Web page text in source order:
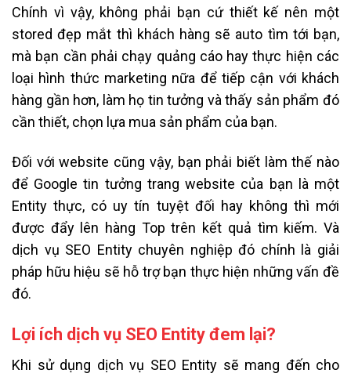
Chính vì vậy, không phải bạn cứ thiết kế nên một
stored đẹp mắt thì khách hàng sẽ auto tìm tới bạn,
mà bạn cần phải chạy quảng cáo hay thực hiện các
loại hình thức marketing nữa để tiếp cận với khách
hàng gần hơn, làm họ tin tưởng và thấy sản phẩm đó
cần thiết, chọn lựa mua sản phẩm của bạn.
Đối với website cũng vậy, bạn phải biết làm thế nào
để Google tin tưởng trang website của bạn là một
Entity thực, có uy tín tuyệt đối hay không thì mới
được đẩy lên hàng Top trên kết quả tìm kiếm. Và
dịch vụ SEO Entity chuyên nghiệp đó chính là giải
pháp hữu hiệu sẽ hỗ trợ bạn thực hiện những vấn đề
đó.
Lợi ích dịch vụ SEO Entity đem lại?
Khi sử dụng dịch vụ SEO Entity sẽ mang đến cho